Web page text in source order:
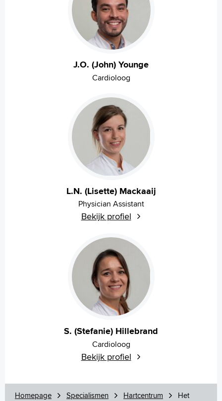
J.O. (John) Younge
Cardioloog
L.N. (Lisette) Mackaaij
Physician Assistant
Bekijk profiel
S. (Stefanie) Hillebrand
Cardioloog
Bekijk profiel
Homepage Specialismen Hartcentrum
Het